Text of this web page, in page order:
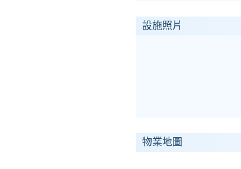
設施照片
物業地圖